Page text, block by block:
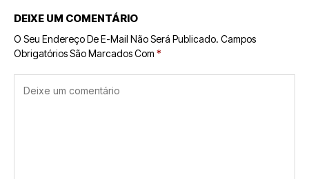
DEIXE UM COMENTÁRIO
O Seu Endereço De E-Mail Não Será Publicado. Campos
Obrigatórios São Marcados Com *